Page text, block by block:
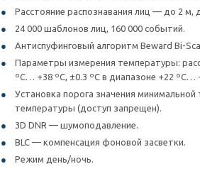
Расстояние распознавания лиц — до 2 м,
24 000 шаблонов лиц, 160 000 событий.
Антиспуфинговый алгоритм Beward Bi-
Параметры измерения температуры:
ºС… +38 ºС, ±0.3 ºС в диапазоне +22 ºС…
Установка порога значения
температуры (доступ запрещен).
3D DNR — шумоподавление.
BLC — компенсация фоновой засветки.
Режим день/ночь.